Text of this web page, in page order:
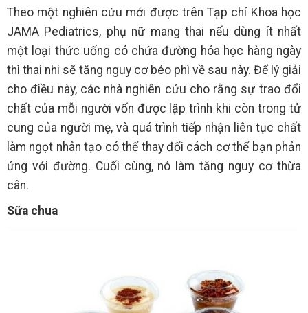
Theo một nghiên cứu mới được trên Tạp chí Khoa học
JAMA Pediatrics, phụ nữ mang thai nếu dùng ít nhất
một loại thức uống có chứa đường hóa học hàng ngày
thì thai nhi sẽ tăng nguy cơ béo phì về sau này. Để lý giải
cho điều này, các nhà nghiên cứu cho rằng sự trao đổi
chất của mỗi người vốn được lập trình khi còn trong tử
cung của người mẹ, và quá trình tiếp nhận liên tục chất
làm ngọt nhân tạo có thể thay đổi cách cơ thể bạn phản
ứng với đường. Cuối cùng, nó làm tăng nguy cơ thừa
cân.
Sữa chua